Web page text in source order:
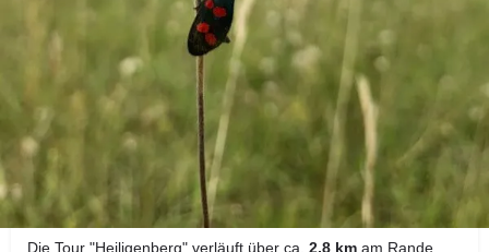
Details zur Kräuterwanderung
23 € - 2h - 2,8km
Bei jeder Kräuterwanderung bringen wir dir einheimische und
essbare Wildpflanzen, Bäume und Heilkräuter näher. Wir
zeigen dir, wie du die wichtigsten davon bestimmen und
erkennen kannst und wofür sie verwendet werden.
Die Tour "Heiligenberg" verläuft über ca. 2,8 km am Rande